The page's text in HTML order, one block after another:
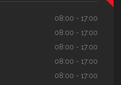
08:00 - 17:00
08:00 - 17:00
08:00 - 17:00
08:00 - 17:00
08:00 - 17:00